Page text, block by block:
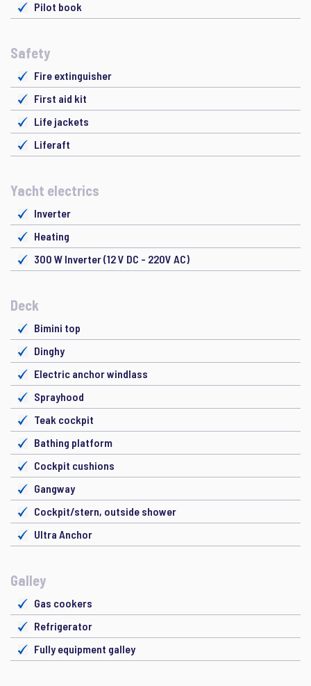
Pilot book
Safety
Fire extinguisher
First aid kit
Life jackets
Liferaft
Yacht electrics
Inverter
Heating
300 W Inverter (12 V DC - 220V AC)
Deck
Bimini top
Dinghy
Electric anchor windlass
Sprayhood
Teak cockpit
Bathing platform
Cockpit cushions
Gangway
Cockpit/stern, outside shower
Ultra Anchor
Galley
Gas cookers
Refrigerator
Fully equipment galley